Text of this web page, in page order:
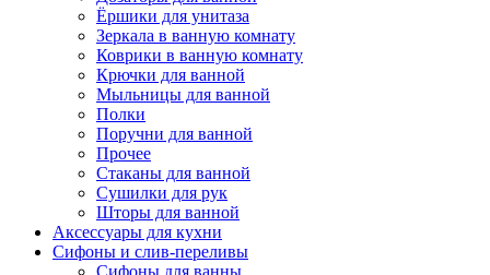
Ёршики для унитаза
Зеркала в ванную комнату
Коврики в ванную комнату
Крючки для ванной
Мыльницы для ванной
Полки
Поручни для ванной
Прочее
Стаканы для ванной
Сушилки для рук
Шторы для ванной
Аксессуары для кухни
Сифоны и слив-переливы
Сифоны для ванны